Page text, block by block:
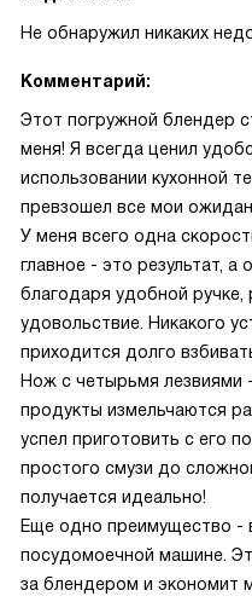
Не обнаружил никаких
Комментарий:
Этот погружной блендер
меня! Я всегда ценил
использовании кухонной
превзошел все мои
У меня всего одна
главное - это результат, а
благодаря удобной
удовольствие. Никакого
приходится долго
Нож с четырьмя лезвиями
продукты измельчаются
успел приготовить с его
простого смузи до
получается идеально!
Еще одно преимущество -
посудомоечной машине.
за блендером и экономит